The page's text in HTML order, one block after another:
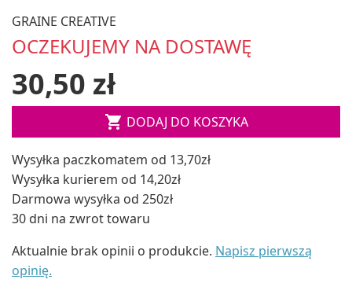
GRAINE CREATIVE
OCZEKUJEMY NA DOSTAWĘ
30,50 zł
 DODAJ DO KOSZYKA
Wysyłka paczkomatem od 13,70zł
Wysyłka kurierem od 14,20zł
Darmowa wysyłka od 250zł
30 dni na zwrot towaru
Aktualnie brak opinii o produkcie. Napisz pierwszą
opinię.